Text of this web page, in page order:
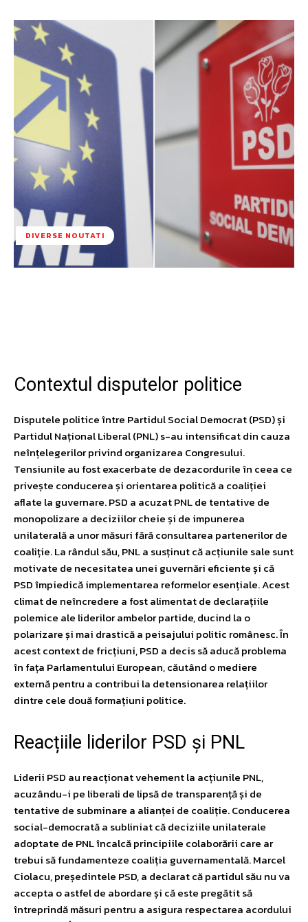
DIVERSE NOUTATI
Contextul disputelor politice
Disputele politice între Partidul Social Democrat (PSD) și
Partidul Național Liberal (PNL) s-au intensificat din cauza
neînțelegerilor privind organizarea Congresului.
Tensiunile au fost exacerbate de dezacordurile în ceea ce
privește conducerea și orientarea politică a coaliției
aflate la guvernare. PSD a acuzat PNL de tentative de
monopolizare a deciziilor cheie și de impunerea
unilaterală a unor măsuri fără consultarea partenerilor de
coaliție. La rândul său, PNL a susținut că acțiunile sale sunt
motivate de necesitatea unei guvernări eficiente și că
PSD împiedică implementarea reformelor esențiale. Acest
climat de neîncredere a fost alimentat de declarațiile
polemice ale liderilor ambelor partide, ducind la o
polarizare și mai drastică a peisajului politic românesc. În
acest context de fricțiuni, PSD a decis să aducă problema
în fața Parlamentului European, căutând o mediere
externă pentru a contribui la detensionarea relațiilor
dintre cele două formațiuni politice.
Reacțiile liderilor PSD și PNL
Liderii PSD au reacționat vehement la acțiunile PNL,
acuzându-i pe liberali de lipsă de transparență și de
tentative de subminare a alianței de coaliție. Conducerea
social-democrată a subliniat că deciziile unilaterale
adoptate de PNL încalcă principiile colaborării care ar
trebui să fundamenteze coaliția guvernamentală. Marcel
Ciolacu, președintele PSD, a declarat că partidul său nu va
accepta o astfel de abordare și că este pregătit să
întreprindă măsuri pentru a asigura respectarea acordului